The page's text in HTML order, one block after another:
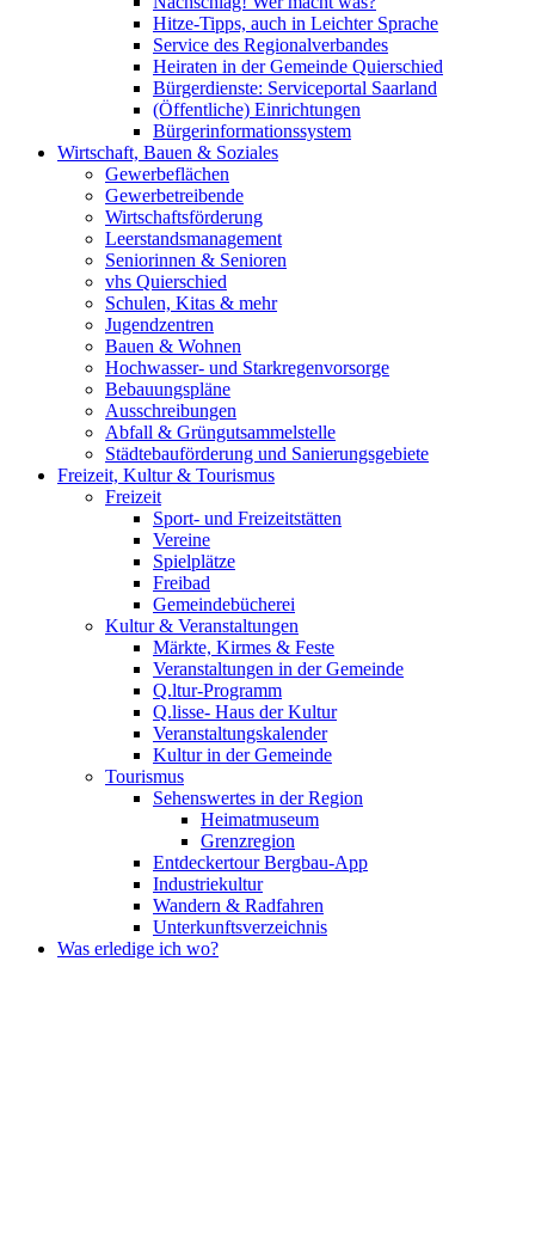
Hitze-Tipps, auch in Leichter Sprache
Service des Regionalverbandes
Heiraten in der Gemeinde Quierschied
Bürgerdienste: Serviceportal Saarland
(Öffentliche) Einrichtungen
Bürgerinformationssystem
Wirtschaft, Bauen & Soziales
Gewerbeflächen
Gewerbetreibende
Wirtschaftsförderung
Leerstandsmanagement
Seniorinnen & Senioren
vhs Quierschied
Schulen, Kitas & mehr
Jugendzentren
Bauen & Wohnen
Hochwasser- und Starkregenvorsorge
Bebauungspläne
Ausschreibungen
Abfall & Grüngutsammelstelle
Städtebauförderung und Sanierungsgebiete
Freizeit, Kultur & Tourismus
Freizeit
Sport- und Freizeitstätten
Vereine
Spielplätze
Freibad
Gemeindebücherei
Kultur & Veranstaltungen
Märkte, Kirmes & Feste
Veranstaltungen in der Gemeinde
Q.ltur-Programm
Q.lisse- Haus der Kultur
Veranstaltungskalender
Kultur in der Gemeinde
Tourismus
Sehenswertes in der Region
Heimatmuseum
Grenzregion
Entdeckertour Bergbau-App
Industriekultur
Wandern & Radfahren
Unterkunftsverzeichnis
Was erledige ich wo?